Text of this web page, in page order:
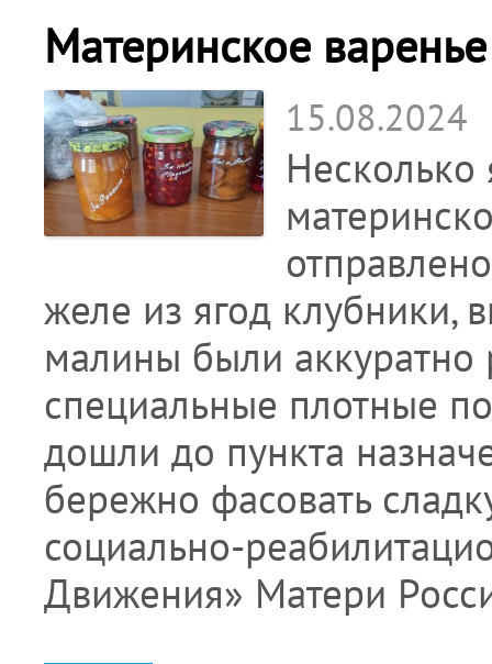
Материнское
15.08.2024
желе из ягод клубники,
малины были
специальные плотные
дошли до пункта
бережно фасовать
социально-
Движения» Матери